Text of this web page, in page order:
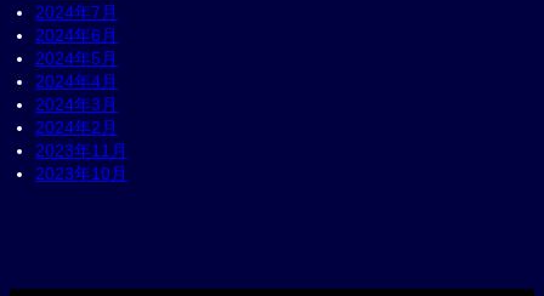
2024年7月
2024年6月
2024年5月
2024年4月
2024年3月
2024年2月
2023年11月
2023年10月